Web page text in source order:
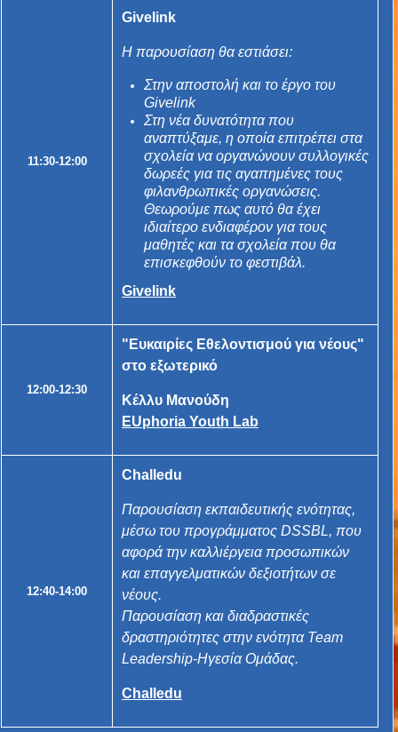
11:30-12:00
Givelink
Η παρουσίαση θα εστιάσει:
Στην αποστολή και το έργο του
Givelink
Στη νέα δυνατότητα που
αναπτύξαμε, η οποία επιτρέπει στα
σχολεία να οργανώνουν συλλογικές
δωρεές για τις αγαπημένες τους
φιλανθρωπικές οργανώσεις.
Θεωρούμε πως αυτό θα έχει
ιδιαίτερο ενδιαφέρον για τους
μαθητές και τα σχολεία που θα
επισκεφθούν το φεστιβάλ.
Givelink
12:00-12:30
"Ευκαιρίες Εθελοντισμού για νέους"
στο εξωτερικό
Κέλλυ Μανούδη
EUphoria Youth Lab
12:40-14:00
Challedu
Παρουσίαση εκπαιδευτικής ενότητας,
μέσω του προγράμματος DSSBL, που
αφορά την καλλιέργεια προσωπικών
και επαγγελματικών δεξιοτήτων σε
νέους.
Παρουσίαση και διαδραστικές
δραστηριότητες στην ενότητα Team
Leadership-Ηγεσία Ομάδας.
Challedu